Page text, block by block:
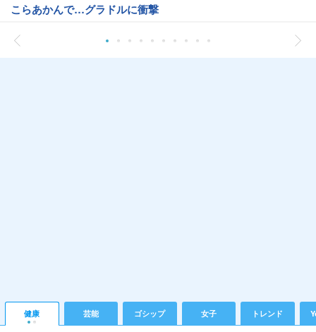
こらあかんで…グラドルに衝撃
健康 芸能 ゴシップ 女子 トレンド